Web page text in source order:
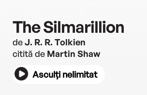
The Silmarillion
deJ. R. R. Tolkien
citită de Martin Shaw
Asculți nelimitat